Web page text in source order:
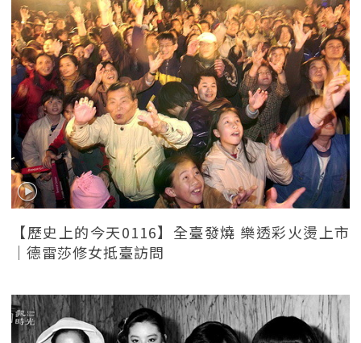
【歷史上的今天0116】全臺發燒 樂透彩火燙上市
｜德雷莎修女抵臺訪問